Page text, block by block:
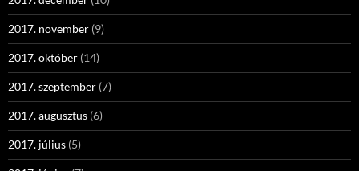
2017. november (9)
2017. október (14)
2017. szeptember (7)
2017. augusztus (6)
2017. július (5)